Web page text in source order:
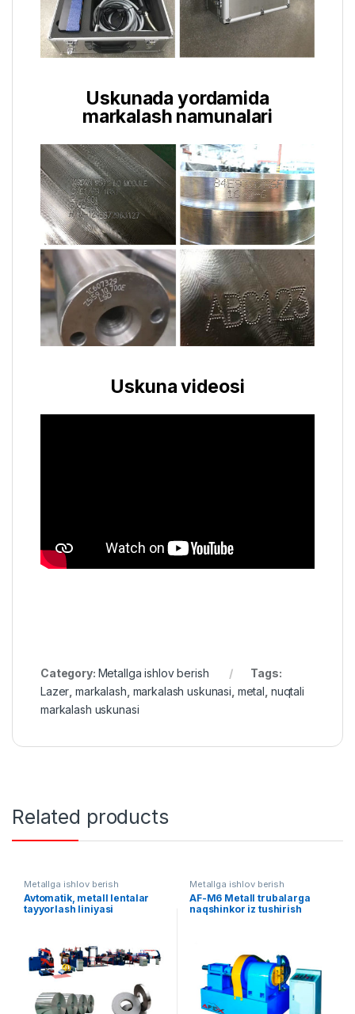
Uskunada yordamida
markalash namunalari
Uskuna videosi
Category: Metallga ishlov berish
Tags:
Lazer ,markalash markalash uskunasi metal nuqtali
markalash uskunasi
Related products
Metallga ishlov berish
Avtomatik, metall lentalar
tayyorlash liniyasi
Metallga ishlov berish
AF-M6 Metall trubalarga
naqshinkor iz tushirish